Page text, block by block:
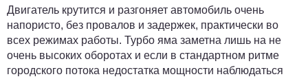
Двигатель крутится и разгоняет автомобиль очень
напористо, без провалов и задержек, практически во
всех режимах работы. Турбо яма заметна лишь на не
очень высоких оборотах и если в стандартном ритме
городского потока недостатка мощности наблюдаться